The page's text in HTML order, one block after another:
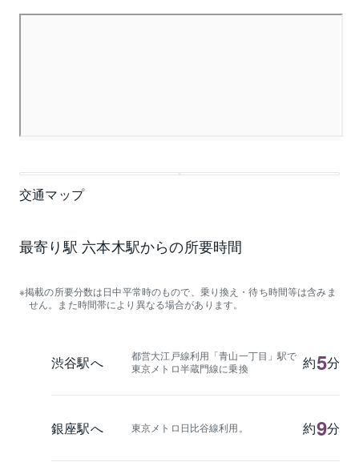
交通マップ
最寄り駅 六本木駅からの所要時間
掲載の所要分数は日中平常時のもので、乗り換え・待ち時間等は含みま
せん。また時間帯により異なる場合があります。
渋谷駅へ
都営大江戸線利用「青山一丁目」駅で
東京メトロ半蔵門線に乗換
約5分
銀座駅へ 東京メトロ日比谷線利用。 約9分